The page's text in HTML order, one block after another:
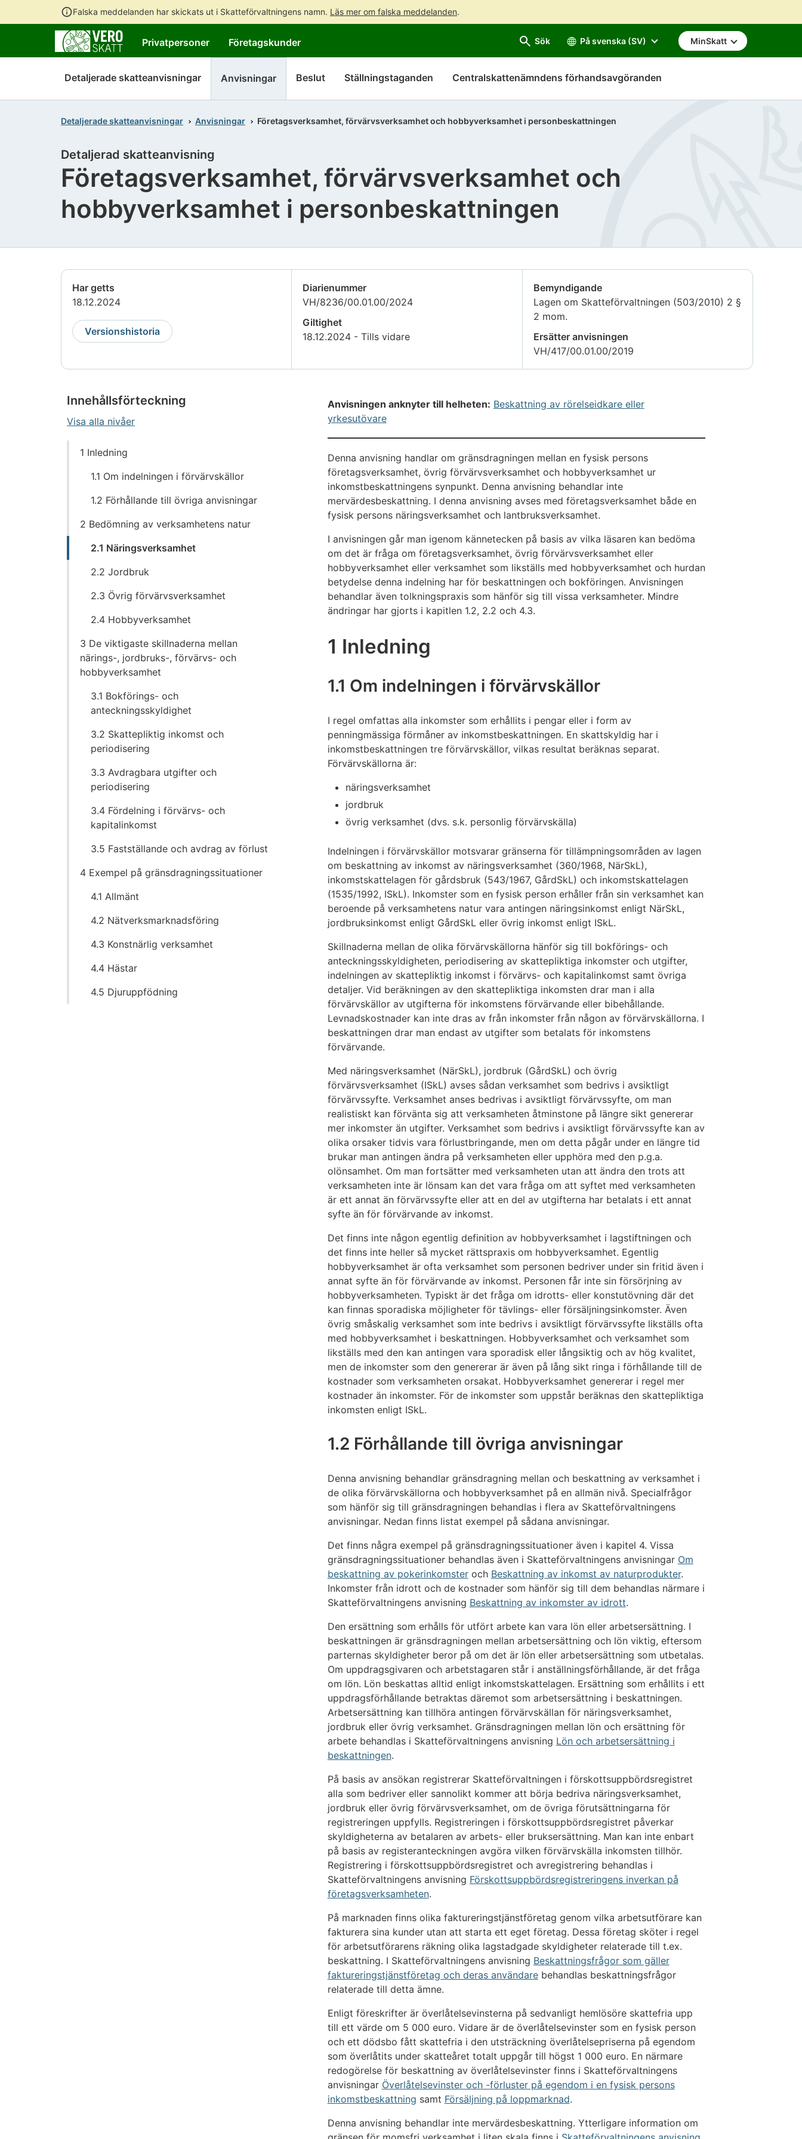
Falska meddelanden har skickats ut i Skatteförvaltningens namn. Läs mer om falska meddelanden.
till
innehållet
hela
webbplatsens
Privatpersoner Företagskunder Sök På svenska (SV) MinSkatt
Detaljerade skatteanvisningar Anvisningar Beslut Ställningstaganden Centralskattenämndens förhandsavgöranden
Detaljerade skatteanvisningar Anvisningar Företagsverksamhet, förvärvsverksamhet och hobbyverksamhet i personbeskattningen
Företagsverksamhet, förvärvsverksamhet och
hobbyverksamhet i personbeskattningen
Detaljerad skatteanvisning
Har getts
18.12.2024
Versionshistoria
Diarienummer
VH/8236/00.01.00/2024
Giltighet
18.12.2024 - Tills vidare
Bemyndigande
Lagen om Skatteförvaltningen (503/2010) 2 §
2 mom.
Ersätter anvisningen
VH/417/00.01.00/2019
Innehållsförteckning
Visa alla nivåer
1 Inledning
1.1 Om indelningen i förvärvskällor
1.2 Förhållande till övriga anvisningar
2 Bedömning av verksamhetens natur
2.1 Näringsverksamhet
2.2 Jordbruk
2.3 Övrig förvärvsverksamhet
2.4 Hobbyverksamhet
3 De viktigaste skillnaderna mellan
närings-, jordbruks-, förvärvs- och
hobbyverksamhet
3.1 Bokförings- och
anteckningsskyldighet
3.2 Skattepliktig inkomst och
periodisering
3.3 Avdragbara utgifter och
periodisering
3.4 Fördelning i förvärvs- och
kapitalinkomst
3.5 Fastställande och avdrag av förlust
4 Exempel på gränsdragningssituationer
4.1 Allmänt
4.2 Nätverksmarknadsföring
4.3 Konstnärlig verksamhet
4.4 Hästar
4.5 Djuruppfödning
Anvisningen anknyter till helheten: Beskattning av rörelseidkare eller
yrkesutövare
Denna anvisning handlar om gränsdragningen mellan en fysisk persons
företagsverksamhet, övrig förvärvsverksamhet och hobbyverksamhet ur
inkomstbeskattningens synpunkt. Denna anvisning behandlar inte
mervärdesbeskattning. I denna anvisning avses med företagsverksamhet både en
fysisk persons näringsverksamhet och lantbruksverksamhet.
I anvisningen går man igenom kännetecken på basis av vilka läsaren kan bedöma
om det är fråga om företagsverksamhet, övrig förvärvsverksamhet eller
hobbyverksamhet eller verksamhet som likställs med hobbyverksamhet och hurdan
betydelse denna indelning har för beskattningen och bokföringen. Anvisningen
behandlar även tolkningspraxis som hänför sig till vissa verksamheter. Mindre
ändringar har gjorts i kapitlen 1.2, 2.2 och 4.3.
1 Inledning
1.1 Om indelningen i förvärvskällor
I regel omfattas alla inkomster som erhållits i pengar eller i form av
penningmässiga förmåner av inkomstbeskattningen. En skattskyldig har i
inkomstbeskattningen tre förvärvskällor, vilkas resultat beräknas separat.
Förvärvskällorna är:
näringsverksamhet
jordbruk
övrig verksamhet (dvs. s.k. personlig förvärvskälla)
Indelningen i förvärvskällor motsvarar gränserna för tillämpningsområden av lagen
om beskattning av inkomst av näringsverksamhet (360/1968, NärSkL),
inkomstskattelagen för gårdsbruk (543/1967, GårdSkL) och inkomstskattelagen
(1535/1992, ISkL). Inkomster som en fysisk person erhåller från sin verksamhet kan
beroende på verksamhetens natur vara antingen näringsinkomst enligt NärSkL,
jordbruksinkomst enligt GårdSkL eller övrig inkomst enligt ISkL.
Skillnaderna mellan de olika förvärvskällorna hänför sig till bokförings- och
anteckningsskyldigheten, periodisering av skattepliktiga inkomster och utgifter,
indelningen av skattepliktig inkomst i förvärvs- och kapitalinkomst samt övriga
detaljer. Vid beräkningen av den skattepliktiga inkomsten drar man i alla
förvärvskällor av utgifterna för inkomstens förvärvande eller bibehållande.
Levnadskostnader kan inte dras av från inkomster från någon av förvärvskällorna. I
beskattningen drar man endast av utgifter som betalats för inkomstens
förvärvande.
Med näringsverksamhet (NärSkL), jordbruk (GårdSkL) och övrig
förvärvsverksamhet (ISkL) avses sådan verksamhet som bedrivs i avsiktligt
förvärvssyfte. Verksamhet anses bedrivas i avsiktligt förvärvssyfte, om man
realistiskt kan förvänta sig att verksamheten åtminstone på längre sikt genererar
mer inkomster än utgifter. Verksamhet som bedrivs i avsiktligt förvärvssyfte kan av
olika orsaker tidvis vara förlustbringande, men om detta pågår under en längre tid
brukar man antingen ändra på verksamheten eller upphöra med den p.g.a.
olönsamhet. Om man fortsätter med verksamheten utan att ändra den trots att
verksamheten inte är lönsam kan det vara fråga om att syftet med verksamheten
är ett annat än förvärvssyfte eller att en del av utgifterna har betalats i ett annat
syfte än för förvärvande av inkomst.
Det finns inte någon egentlig definition av hobbyverksamhet i lagstiftningen och
det finns inte heller så mycket rättspraxis om hobbyverksamhet. Egentlig
hobbyverksamhet är ofta verksamhet som personen bedriver under sin fritid även i
annat syfte än för förvärvande av inkomst. Personen får inte sin försörjning av
hobbyverksamheten. Typiskt är det fråga om idrotts- eller konstutövning där det
kan finnas sporadiska möjligheter för tävlings- eller försäljningsinkomster. Även
övrig småskalig verksamhet som inte bedrivs i avsiktligt förvärvssyfte likställs ofta
med hobbyverksamhet i beskattningen. Hobbyverksamhet och verksamhet som
likställs med den kan antingen vara sporadisk eller långsiktig och av hög kvalitet,
men de inkomster som den genererar är även på lång sikt ringa i förhållande till de
kostnader som verksamheten orsakat. Hobbyverksamhet genererar i regel mer
kostnader än inkomster. För de inkomster som uppstår beräknas den skattepliktiga
inkomsten enligt ISkL.
1.2 Förhållande till övriga anvisningar
Denna anvisning behandlar gränsdragning mellan och beskattning av verksamhet i
de olika förvärvskällorna och hobbyverksamhet på en allmän nivå. Specialfrågor
som hänför sig till gränsdragningen behandlas i flera av Skatteförvaltningens
anvisningar. Nedan finns listat exempel på sådana anvisningar.
Det finns några exempel på gränsdragningssituationer även i kapitel 4. Vissa
gränsdragningssituationer behandlas även i Skatteförvaltningens anvisningar Om
beskattning av pokerinkomsteroch Beskattning av inkomst av naturprodukter.
Inkomster från idrott och de kostnader som hänför sig till dem behandlas närmare i
Skatteförvaltningens anvisning Beskattning av inkomster av idrott.
Den ersättning som erhålls för utfört arbete kan vara lön eller arbetsersättning. I
beskattningen är gränsdragningen mellan arbetsersättning och lön viktig, eftersom
parternas skyldigheter beror på om det är lön eller arbetsersättning som utbetalas.
Om uppdragsgivaren och arbetstagaren står i anställningsförhållande, är det fråga
om lön. Lön beskattas alltid enligt inkomstskattelagen. Ersättning som erhållits i ett
uppdragsförhållande betraktas däremot som arbetsersättning i beskattningen.
Arbetsersättning kan tillhöra antingen förvärvskällan för näringsverksamhet,
jordbruk eller övrig verksamhet. Gränsdragningen mellan lön och ersättning för
arbete behandlas i Skatteförvaltningens anvisning Lön och arbetsersättning i
beskattningen.
På basis av ansökan registrerar Skatteförvaltningen i förskottsuppbördsregistret
alla som bedriver eller sannolikt kommer att börja bedriva näringsverksamhet,
jordbruk eller övrig förvärvsverksamhet, om de övriga förutsättningarna för
registreringen uppfylls. Registreringen i förskottsuppbördsregistret påverkar
skyldigheterna av betalaren av arbets- eller bruksersättning. Man kan inte enbart
på basis av registeranteckningen avgöra vilken förvärvskälla inkomsten tillhör.
Registrering i förskottsuppbördsregistret och avregistrering behandlas i
Skatteförvaltningens anvisning Förskottsuppbördsregistreringens inverkan på
företagsverksamheten.
På marknaden finns olika faktureringstjänstföretag genom vilka arbetsutförare kan
fakturera sina kunder utan att starta ett eget företag. Dessa företag sköter i regel
för arbetsutförarens räkning olika lagstadgade skyldigheter relaterade till t.ex.
beskattning. I Skatteförvaltningens anvisning Beskattningsfrågor som gäller
faktureringstjänstföretag och deras användarebehandlas beskattningsfrågor
relaterade till detta ämne.
Enligt föreskrifter är överlåtelsevinsterna på sedvanligt hemlösöre skattefria upp
till ett värde om 5 000 euro. Vidare är de överlåtelsevinster som en fysisk person
och ett dödsbo fått skattefria i den utsträckning överlåtelsepriserna på egendom
som överlåtits under skatteåret totalt uppgår till högst 1 000 euro. En närmare
redogörelse för beskattning av överlåtelsevinster finns i Skatteförvaltningens
anvisningar Överlåtelsevinster och -förluster på egendom i en fysisk persons
inkomstbeskattning samt Försäljning på loppmarknad.
Denna anvisning behandlar inte mervärdesbeskattning. Ytterligare information om